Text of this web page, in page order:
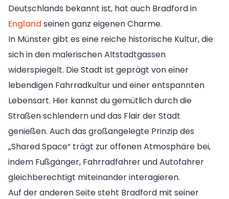
Deutschlands bekannt ist, hat auch Bradford in
England seinen ganz eigenen Charme.
In Münster gibt es eine reiche historische Kultur, die
sich in den malerischen Altstadtgassen
widerspiegelt. Die Stadt ist geprägt von einer
lebendigen Fahrradkultur und einer entspannten
Lebensart. Hier kannst du gemütlich durch die
Straßen schlendern und das Flair der Stadt
genießen. Auch das großangelegte Prinzip des
„Shared Space“ trägt zur offenen Atmosphäre bei,
indem Fußgänger, Fahrradfahrer und Autofahrer
gleichberechtigt miteinander interagieren.
Auf der anderen Seite steht Bradford mit seiner